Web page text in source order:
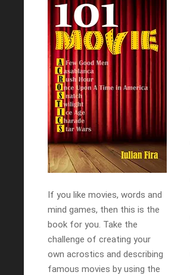
If you like movies, words and
mind games, then this is the
book for you. Take the
challenge of creating your
own acrostics and describing
famous movies by using the